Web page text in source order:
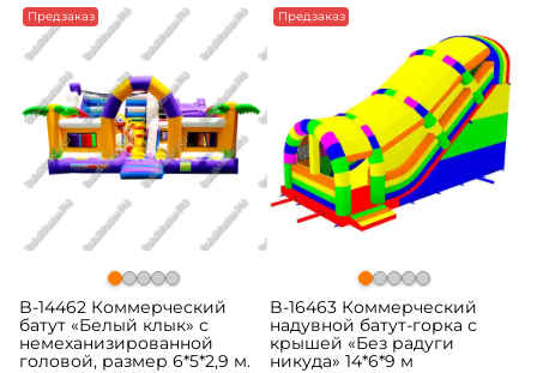
Предзаказ
B-14462 Коммерческий
батут «Белый клык» с
немеханизированной
головой, размер 6*5*2,9 м.
Предзаказ
B-16463 Коммерческий
надувной батут-горка с
крышей «Без радуги
никуда» 14*6*9 м